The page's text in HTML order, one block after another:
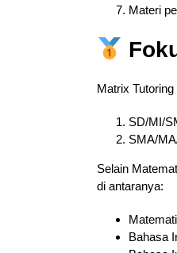
Materi
Matrix
SD/MI/
SMA/
Selain
di antaranya:
Bahasa